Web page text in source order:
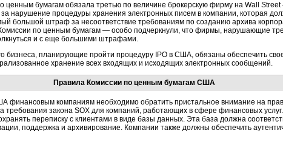
ценным бумагам обязала третью по величине брокерскую фирму на Wall
нарушение процедуры хранения электронных писем в компании, которая
большой штраф за несоответствие требованиям по созданию архива
по ценным бумагам — особо подчеркнули, что фирмы, нарушающие
и с еще большими штрафами.
бизнеса, планирующие пройти процедуру IPO в США, обязаны обеспечить
хранение всех входящих и исходящих электронных сообщений.
Правила Комиссии по ценным бумагам США
финансовым компаниям необходимо обратить пристальное внимание на
требования закона SOX для компаний, работающих в сфере финансовых
переписку с клиентами в виде базы данных. Эта база должна
поддержка и архивирование. Компании также должны обеспечить